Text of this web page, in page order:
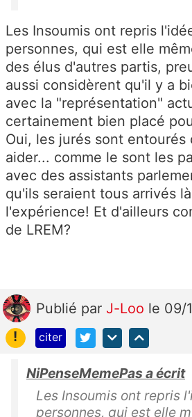
Les Insoumis ont repris
personnes, qui est elle
des élus d'autres partis,
aussi considèrent qu'il y a
avec la "représentation"
certainement bien placé
Oui, les jurés sont entourés
aider... comme le sont les
avec des assistants
qu'ils seraient tous arrivés
l'expérience! Et d'ailleurs
de LREM?
Publié par J-Loo le 09/
!
citer
NiPenseMemePas a écrit
Les Insoumis ont repris
personnes, qui est elle